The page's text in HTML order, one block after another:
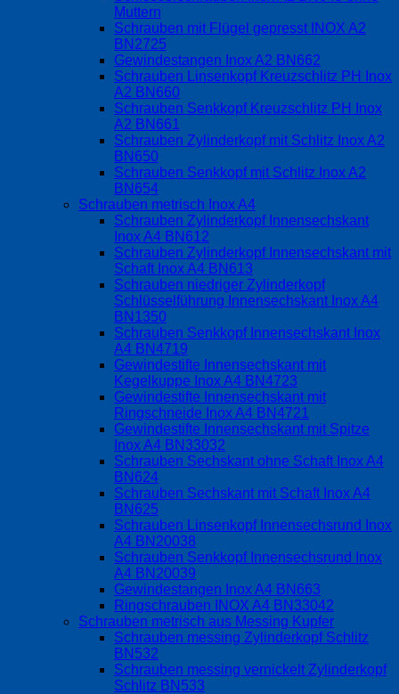
Muttern
Schrauben mit Flügel gepresst INOX A2
BN2725
Gewindestangen Inox A2 BN662
Schrauben Linsenkopf Kreuzschlitz PH Inox
A2 BN660
Schrauben Senkkopf Kreuzschlitz PH Inox
A2 BN661
Schrauben Zylinderkopf mit Schlitz Inox A2
BN650
Schrauben Senkkopf mit Schlitz Inox A2
BN654
Schrauben metrisch Inox A4
Schrauben Zylinderkopf Innensechskant
Inox A4 BN612
Schrauben Zylinderkopf Innensechskant mit
Schaft Inox A4 BN613
Schrauben niedriger Zylinderkopf
Schlüsselführung Innensechskant Inox A4
BN1350
Schrauben Senkkopf Innensechskant Inox
A4 BN4719
Gewindestifte Innensechskant mit
Kegelkuppe Inox A4 BN4723
Gewindestifte Innensechskant mit
Ringschneide Inox A4 BN4721
Gewindestifte Innensechskant mit Spitze
Inox A4 BN33032
Schrauben Sechskant ohne Schaft Inox A4
BN624
Schrauben Sechskant mit Schaft Inox A4
BN625
Schrauben Linsenkopf Innensechsrund Inox
A4 BN20038
Schrauben Senkkopf Innensechsrund Inox
A4 BN20039
Gewindestangen Inox A4 BN663
Ringschrauben INOX A4 BN33042
Schrauben metrisch aus Messing Kupfer
Schrauben messing Zylinderkopf Schlitz
BN532
Schrauben messing vernickelt Zylinderkopf
Schlitz BN533